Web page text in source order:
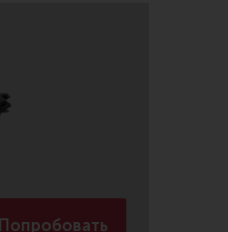
Попробовать